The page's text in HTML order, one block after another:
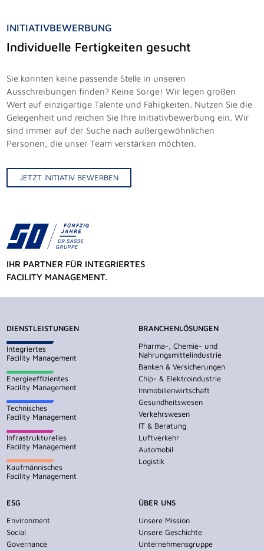
INITIATIVBEWERBUNG
Individuelle Fertigkeiten gesucht
Sie konnten keine passende Stelle in unseren
Ausschreibungen finden? Keine Sorge! Wir legen großen
Wert auf einzigartige Talente und Fähigkeiten. Nutzen Sie die
Gelegenheit und reichen Sie Ihre Initiativbewerbung ein. Wir
sind immer auf der Suche nach außergewöhnlichen
Personen, die unser Team verstärken möchten.
JETZT INITIATIV BEWERBEN
IHR PARTNER FÜR INTEGRIERTES
FACILITY MANAGEMENT.
DIENSTLEISTUNGEN
Integriertes
Facility Management
Energieeffizientes
Facility Management
Technisches
Facility Management
Infrastrukturelles
Facility Management
Kaufmännisches
Facility Management
BRANCHENLÖSUNGEN
Pharma-, Chemie- und
Nahrungsmittelindustrie
Banken & Versicherungen
Chip- & Elektroindustrie
Immobilienwirtschaft
Gesundheitswesen
Verkehrswesen
IT & Beratung
Luftverkehr
Automobil
Logistik
ESG
Environment
Social
Governance
ÜBER UNS
Unsere Mission
Unsere Geschichte
Unternehmensgruppe